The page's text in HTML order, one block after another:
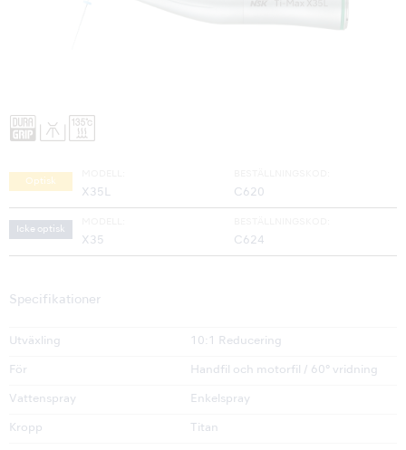
Optisk
X35L C620
Icke optisk
X35 C624
Specifikationer
Utväxling 10:1 Reducering
För Handfil och motorfil / 60° vridning
Vattenspray Enkelspray
Kropp Titan